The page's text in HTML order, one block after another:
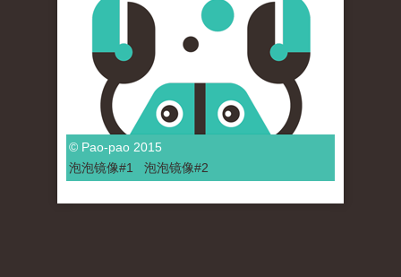
© Pao-pao 2015
泡泡镜像#1 泡泡镜像#2